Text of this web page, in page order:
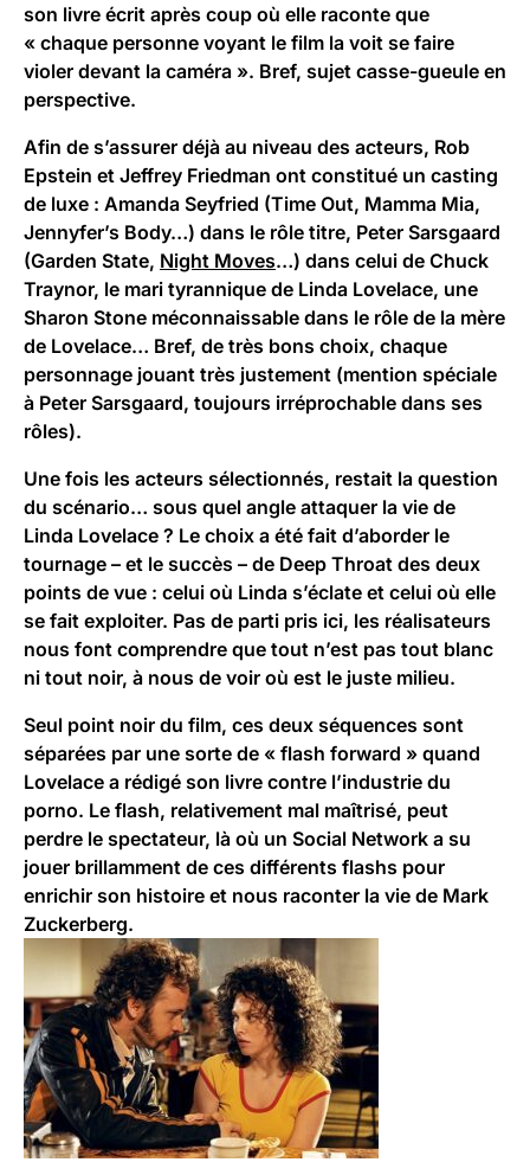
son livre écrit après coup où elle raconte que
« chaque personne voyant le film la voit se faire
violer devant la caméra ». Bref, sujet casse-gueule en
perspective.
Afin de s’assurer déjà au niveau des acteurs, Rob
Epstein et Jeffrey Friedman ont constitué un casting
de luxe : Amanda Seyfried (Time Out, Mamma Mia,
Jennyfer’s Body…) dans le rôle titre, Peter Sarsgaard
(Garden State, Night Moves…) dans celui de Chuck
Traynor, le mari tyrannique de Linda Lovelace, une
Sharon Stone méconnaissable dans le rôle de la mère
de Lovelace… Bref, de très bons choix, chaque
personnage jouant très justement (mention spéciale
à Peter Sarsgaard, toujours irréprochable dans ses
rôles).
Une fois les acteurs sélectionnés, restait la question
du scénario… sous quel angle attaquer la vie de
Linda Lovelace ? Le choix a été fait d’aborder le
tournage – et le succès – de Deep Throat des deux
points de vue : celui où Linda s’éclate et celui où elle
se fait exploiter. Pas de parti pris ici, les réalisateurs
nous font comprendre que tout n’est pas tout blanc
ni tout noir, à nous de voir où est le juste milieu.
Seul point noir du film, ces deux séquences sont
séparées par une sorte de « flash forward » quand
Lovelace a rédigé son livre contre l’industrie du
porno. Le flash, relativement mal maîtrisé, peut
perdre le spectateur, là où un Social Network a su
jouer brillamment de ces différents flashs pour
enrichir son histoire et nous raconter la vie de Mark
Zuckerberg.